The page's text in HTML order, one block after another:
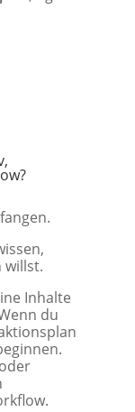
willst.
Inhalte
du